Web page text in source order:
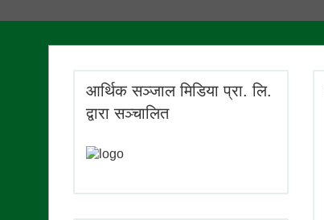
आर्थिक सञ्जाल मिडिया प्रा. लि.
द्वारा सञ्चालित